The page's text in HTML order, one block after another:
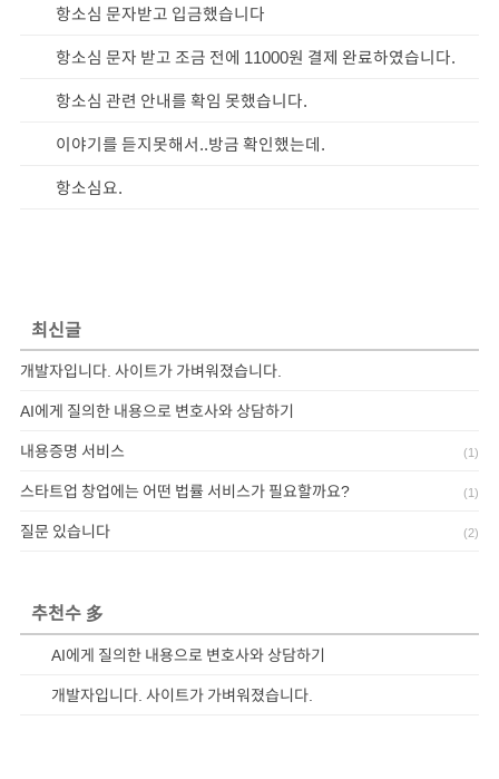
항소심 문자받고 입금했습니다
항소심 문자 받고 조금 전에 11000원 결제 완료하였습니다.
항소심 관련 안내를 확임 못했습니다.
이야기를 듣지못해서..방금 확인했는데.
항소심요.
최신글
개발자입니다. 사이트가 가벼워졌습니다.
AI에게 질의한 내용으로 변호사와 상담하기
내용증명 서비스
(1)
스타트업 창업에는 어떤 법률 서비스가 필요할까요? (1)
질문 있습니다 (2)
추천수 多
AI에게 질의한 내용으로 변호사와 상담하기
개발자입니다. 사이트가 가벼워졌습니다.